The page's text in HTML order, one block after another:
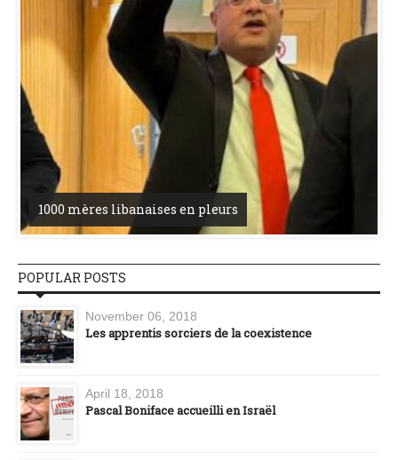
1000 mères libanaises en pleurs
POPULAR POSTS
November 06, 2018
Les apprentis sorciers de la coexistence
April 18, 2018
Pascal Boniface accueilli en Israël